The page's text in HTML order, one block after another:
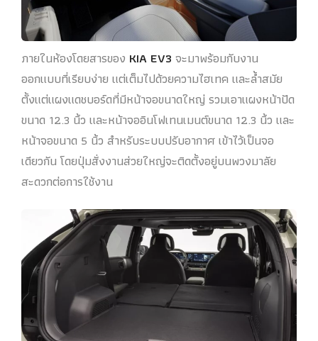
ภายในห้องโดยสารของ KIA EV3 จะมาพร้อมกับงาน
ออกแบบที่เรียบง่าย แต่เต็มไปด้วยความไฮเทค และล้ำสมัย
ตั้งแต่แผงแดชบอร์ดที่มีหน้าจอขนาดใหญ่ รวมเอาแผงหน้าปัด
ขนาด 12.3 นิ้ว และหน้าจออินโฟเทนเมนต์ขนาด 12.3 นิ้ว และ
หน้าจอขนาด 5 นิ้ว สำหรับระบบปรับอากาศ เข้าไว้เป็นจอ
เดียวกัน โดยปุ่มสั่งงานส่วยใหญ่จะติดตั้งอยู่บนพวงมาลัย
สะดวกต่อการใช้งาน